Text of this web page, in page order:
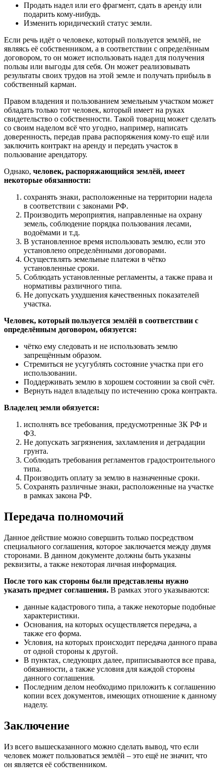
Продать надел или его фрагмент, сдать в аренду или
подарить кому-нибудь.
Изменить юридический статус земли.
Если речь идёт о человеке, который пользуется землёй, не
являясь её собственником, а в соответствии с определённым
договором, то он может использовать надел для получения
пользы или выгоды для себя. Он может реализовывать
результаты своих трудов на этой земле и получать прибыль в
собственный карман.
Правом владения и пользованием земельным участком может
обладать только тот человек, который имеет на руках
свидетельство о собственности. Такой товарищ может сделать
со своим наделом всё что угодно, например, написать
доверенность, передав права распоряжения кому-то ещё или
заключить контракт на аренду и передать участок в
пользование арендатору.
Однако, человек, распоряжающийся землёй, имеет
некоторые обязанности:
сохранять знаки, расположенные на территории надела
в соответствии с законами РФ.
Производить мероприятия, направленные на охрану
земель, соблюдение порядка пользования лесами,
водоёмами и т.д.
В установленное время использовать землю, если это
установлено определёнными договорами.
Осуществлять земельные платежи в чётко
установленные сроки.
Соблюдать установленные регламенты, а также права и
нормативы различного типа.
Не допускать ухудшения качественных показателей
участка.
Человек, который пользуется землёй в соответствии с
определённым договором, обязуется:
чётко ему следовать и не использовать землю
запрещённым образом.
Стремиться не усугублять состояние участка при его
использовании.
Поддерживать землю в хорошем состоянии за свой счёт.
Вернуть надел владельцу по истечению срока контракта.
Владелец земли обязуется:
исполнять все требования, предусмотренные ЗК РФ и
ФЗ.
Не допускать загрязнения, захламления и деградации
грунта.
Соблюдать требования регламентов градостроительного
типа.
Производить оплату за землю в назначенные сроки.
Сохранять различные знаки, расположенные на участке
в рамках закона РФ.
Передача полномочий
Данное действие можно совершить только посредством
специального соглашения, которое заключается между двумя
сторонами. В данном документе должны быть указаны
реквизиты, а также некоторая личная информация.
После того как стороны были представлены нужно
указать предмет соглашения. В рамках этого указываются:
данные кадастрового типа, а также некоторые подобные
характеристики.
Основания, на которых осуществляется передача, а
также его форма.
Условия, на которых происходит передача данного права
от одной стороны к другой.
В пунктах, следующих далее, приписываются все права,
обязанности, а также условия для каждой стороны
данного соглашения.
Последним делом необходимо приложить к соглашению
копии всех документов, имеющих отношение к данному
наделу.
Заключение
Из всего вышесказанного можно сделать вывод, что если
человек может пользоваться землёй – это ещё не значит, что
он является её собственником.